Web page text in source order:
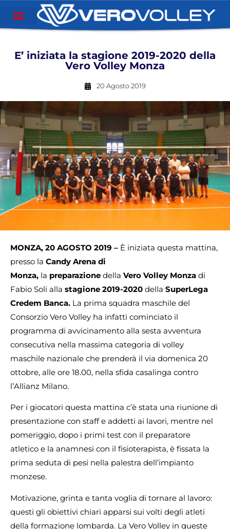
E’ iniziata la stagione 2019-2020 della
Vero Volley Monza
20 Agosto 2019
MONZA, 20 AGOSTO 2019 – È iniziata questa mattina,
presso la Candy Arena di
Monza, la preparazione della Vero Volley Monza di
Fabio Soli alla stagione 2019-2020 della SuperLega
Credem Banca. La prima squadra maschile del
Consorzio Vero Volley ha infatti cominciato il
programma di avvicinamento alla sesta avventura
consecutiva nella massima categoria di volley
maschile nazionale che prenderà il via domenica 20
ottobre, alle ore 18.00, nella sfida casalinga contro
l’Allianz Milano.
Per i giocatori questa mattina c’è stata una riunione di
presentazione con staff e addetti ai lavori, mentre nel
pomeriggio, dopo i primi test con il preparatore
atletico e la anamnesi con il fisioterapista, è fissata la
prima seduta di pesi nella palestra dell’impianto
monzese.
Motivazione, grinta e tanta voglia di tornare al lavoro:
questi gli obiettivi chiari apparsi sui volti degli atleti
della formazione lombarda. La Vero Volley in queste